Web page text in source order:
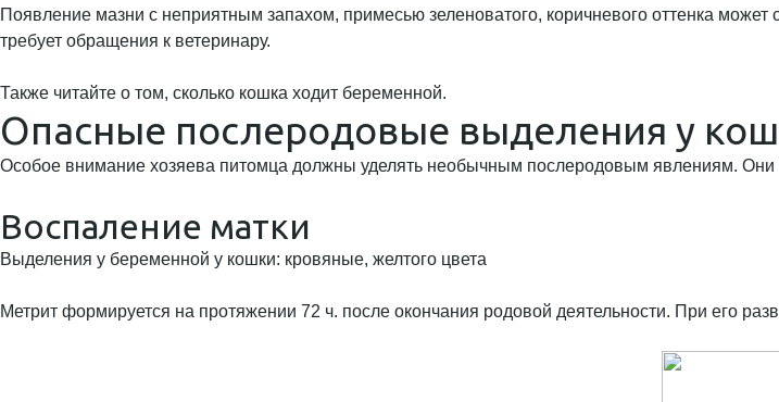
Появление мазни с неприятным запахом, примесью зеленоватого, коричневого оттенка
требует обращения к ветеринару.
Также читайте о том, сколько кошка ходит беременной.
Опасные послеродовые выделения у
Особое внимание хозяева питомца должны уделять необычным послеродовым явлениям. Они
Воспаление матки
Выделения у беременной у кошки: кровяные, желтого цвета
Метрит формируется на протяжении 72 ч. после окончания родовой деятельности. При его